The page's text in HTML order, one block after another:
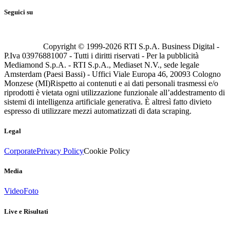
Seguici su
Copyright © 1999-2026 RTI S.p.A. Business Digital -
P.Iva 03976881007 - Tutti i diritti riservati - Per la pubblicità
Mediamond S.p.A. - RTI S.p.A., Mediaset N.V., sede legale
Amsterdam (Paesi Bassi) - Uffici Viale Europa 46, 20093 Cologno
Monzese (MI)Rispetto ai contenuti e ai dati personali trasmessi e/o
riprodotti è vietata ogni utilizzazione funzionale all’addestramento di
sistemi di intelligenza artificiale generativa. È altresì fatto divieto
espresso di utilizzare mezzi automatizzati di data scraping.
Legal
CorporatePrivacy PolicyCookie Policy
Media
VideoFoto
Live e Risultati